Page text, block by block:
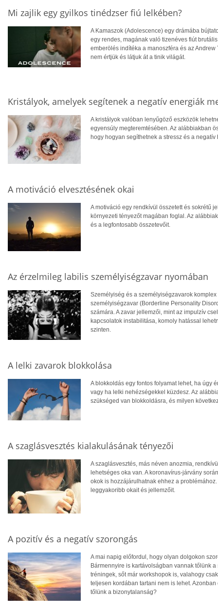
Mi zajlik egy gyilkos tinédzser fiú lelkében?
A Kamaszok (Adolescence) egy drámába
egy rendes, magának való tizenéves fiút
emberölés indítéka a manoszféra és az
nem értjük és látjuk át a tinik világát.
Kristályok, amelyek segítenek a negatív energiák
A kristályok valóban lenyűgöző eszközök
egyensúly megteremtésében. Az alábbiakban
hogy hogyan segíthetnek a stressz és a
A motiváció elvesztésének okai
A motiváció egy rendkívül összetett és sokrétű
környezeti tényezőt magában foglal. Az
és a legfontosabb összetevőit.
Az érzelmileg labilis személyiségzavar nyomában
Személyiség és a személyiségzavarok
személyiségzavar (Borderline Personality
számára. A zavar jellemzői, mint az impulzív
kapcsolatok instabilitása, komoly hatással
szinten.
A lelki zavarok blokkolása
A blokkoldás egy fontos folyamat lehet, ha úgy
vagy ha lelki nehézségekkel küzdesz. Az
szükséged van blokkoldásra, és milyen
A szaglásvesztés kialakulásának tényezői
A szaglásvesztés, más néven anozmia,
lehetséges oka van. A koronavírus-járvány
okok is hozzájárulhatnak ehhez a
leggyakoribb okait és jellemzőit.
A pozitív és a negatív szorongás
A mai napig előfordul, hogy olyan dolgokon
Bármennyire is kartávolságban vannak tőlünk
tréningek, sőt már workshopok is, valahogy
teljesen kordában tartani nem is lehet.
tőlünk a bizonytalanság?